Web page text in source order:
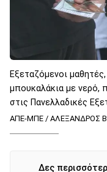
Εξεταζόμενοι
μπουκαλάκια με νερό,
στις Πανελλαδικές
ΑΠΕ-ΜΠΕ / ΑΛΕΞΑΝΔΡΟΣ
Δες